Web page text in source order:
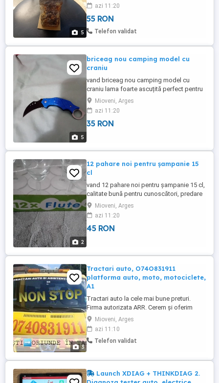
5
manuala, predare personala în mioveni
azi 11:20
55 RON
Telefon validat
5
briceag nou camping model cu
craniu
vand briceag nou camping model cu
craniu lama foarte ascuțită perfect pentru
camping or pescuit, predare personala în
mioveni
Mioveni, Arges
azi 11:20
35 RON
2
12 pahare noi pentru șampanie 15
cl
vand 12 pahare noi pentru șampanie 15 cl,
calitate bună pentru cunoscători, predare
personala în mioveni
Mioveni, Arges
azi 11:20
45 RON
3
Tractari auto, O74O831911
platforma auto, moto, motociclete,
A1
Tractari auto la cele mai bune preturi.
Firma autorizata ARR. Cerem și oferim
seriozitate.
Mioveni, Arges
azi 11:10
Telefon validat
Launch XDIAG + THINKDIAG 2.